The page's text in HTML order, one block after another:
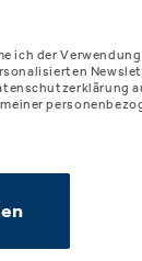
ich der